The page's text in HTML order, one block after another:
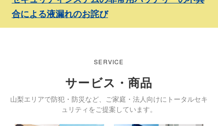
合による液漏れのお詫び
SERVICE
サービス・商品
山梨エリアで防犯・防災など、ご家庭・法人向けにトータルセキ
ュリティをご提案しています。